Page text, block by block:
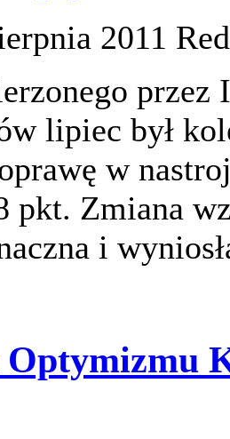
2011
lipiec był
w
pkt. Zmiana
i